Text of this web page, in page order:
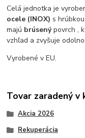
Celá jednotka je
ocele (INOX) s
majú brúsenýpovrch ,
vzhľad a zvyšuje
Vyrobené v EU.
Tovar zaradený v
Akcia 2026
Rekuperácia